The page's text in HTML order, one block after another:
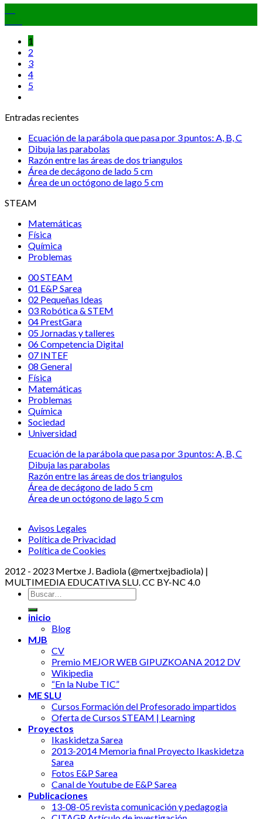
1
2
3
4
5
Entradas recientes
Ecuación de la parábola que pasa por 3 puntos: A, B, C
Dibuja las parabolas
Razón entre las áreas de dos triangulos
Área de decágono de lado 5 cm
Área de un octógono de lago 5 cm
STEAM
Matemáticas
Física
Química
Problemas
00 STEAM
01 E&P Sarea
02 Pequeñas Ideas
03 Robótica & STEM
04 PrestGara
05 Jornadas y talleres
06 Competencia Digital
07 INTEF
08 General
Física
Matemáticas
Problemas
Química
Sociedad
Universidad
Ecuación de la parábola que pasa por 3 puntos: A, B, C
Dibuja las parabolas
Razón entre las áreas de dos triangulos
Área de decágono de lado 5 cm
Área de un octógono de lago 5 cm
Avisos Legales
Política de Privacidad
Política de Cookies
2012 - 2023 Mertxe J. Badiola (@mertxejbadiola) |
MULTIMEDIA EDUCATIVA SLU. CC BY-NC 4.0
inicio
Blog
MJB
CV
Premio MEJOR WEB GIPUZKOANA 2012 DV
Wikipedia
“En la Nube TIC”
ME SLU
Cursos Formación del Profesorado impartidos
Oferta de Cursos STEAM | Learning
Proyectos
Ikaskidetza Sarea
2013-2014 Memoria final Proyecto Ikaskidetza
Sarea
Fotos E&P Sarea
Canal de Youtube de E&P Sarea
Publicaciones
13-08-05 revista comunicación y pedagogia